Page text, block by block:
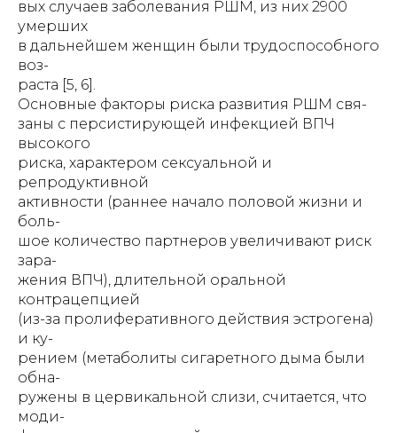
вых случаев заболевания РШМ, из них 2900
умерших
в дальнейшем женщин были трудоспособного
воз-
раста [5, 6].
Основные факторы риска развития РШМ свя-
заны с персистирующей инфекцией ВПЧ
высокого
риска, характером сексуальной и
репродуктивной
активности (раннее начало половой жизни и
боль-
шое количество партнеров увеличивают риск
зара-
жения ВПЧ), длительной оральной
контрацепцией
(из-за пролиферативного действия эстрогена)
и ку-
рением (метаболиты сигаретного дыма были
обна-
ружены в цервикальной слизи, считается, что
моди-